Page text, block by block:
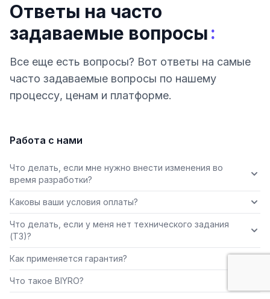
Ответы на часто
задаваемые вопросы:
Все еще есть вопросы? Вот ответы на самые
часто задаваемые вопросы по нашему
процессу, ценам и платформе.
Работа с нами
Что делать, если мне нужно внести изменения во
время разработки?
Каковы ваши условия оплаты?
Что делать, если у меня нет технического задания
(ТЗ)?
Как применяется гарантия?
Что такое BIYRO?